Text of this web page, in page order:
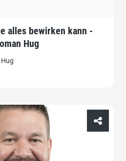
alles bewirken kann -
Hug